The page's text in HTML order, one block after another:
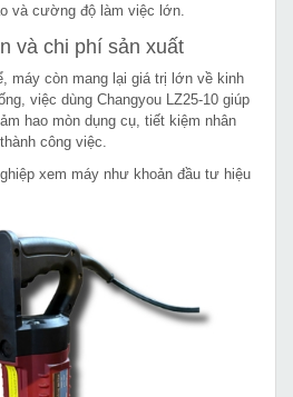
và cường độ làm việc lớn.
và chi phí sản xuất
máy còn mang lại giá trị lớn về kinh
việc dùng Changyou LZ25-10 giúp
hao mòn dụng cụ, tiết kiệm nhân
công việc.
xem máy như khoản đầu tư hiệu